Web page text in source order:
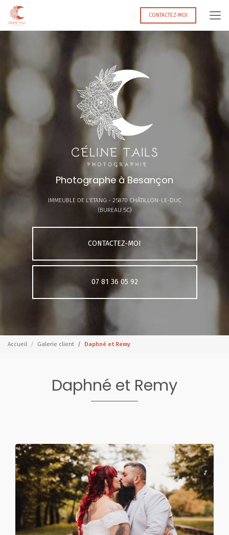
Aller
contenu
CONTACTEZ-MOI
Photographe à Besançon
IMMEUBLE DE L'ETANG - 25870 CHÂTILLON-LE-DUC
(BUREAU 5C)
CONTACTEZ-MOI
07 81 36 05 92
Accueil Galerie client Daphné et Remy
Daphné et Remy